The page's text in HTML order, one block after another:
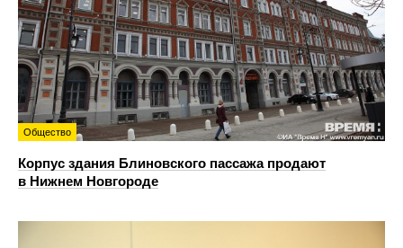
Общество
Корпус здания Блиновского пассажа продают
в Нижнем Новгороде